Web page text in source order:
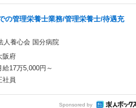
の管理栄養士業務/管理栄養士/待遇充
人養心会 国分病院
阪府
給17万5,000円～
社員
Sponsored by